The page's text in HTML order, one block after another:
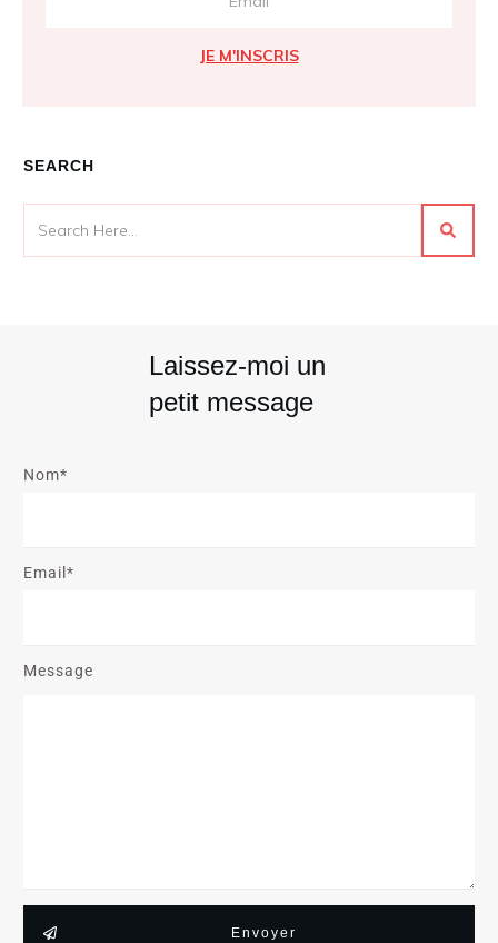
JE M'INSCRIS
SEARCH
Laissez-moi un
petit message
Nom*
Email*
Message
Envoyer